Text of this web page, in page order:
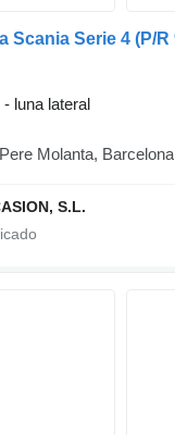
luna lateral
Molanta, Barcelona
S.L.